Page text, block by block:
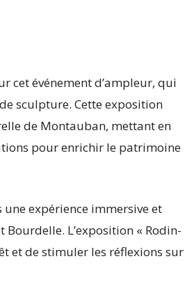
cet événement d’ampleur, qui
sculpture. Cette exposition
de Montauban, mettant en
pour enrichir le patrimoine
expérience immersive et
L’exposition « Rodin-
et de stimuler les réflexions sur